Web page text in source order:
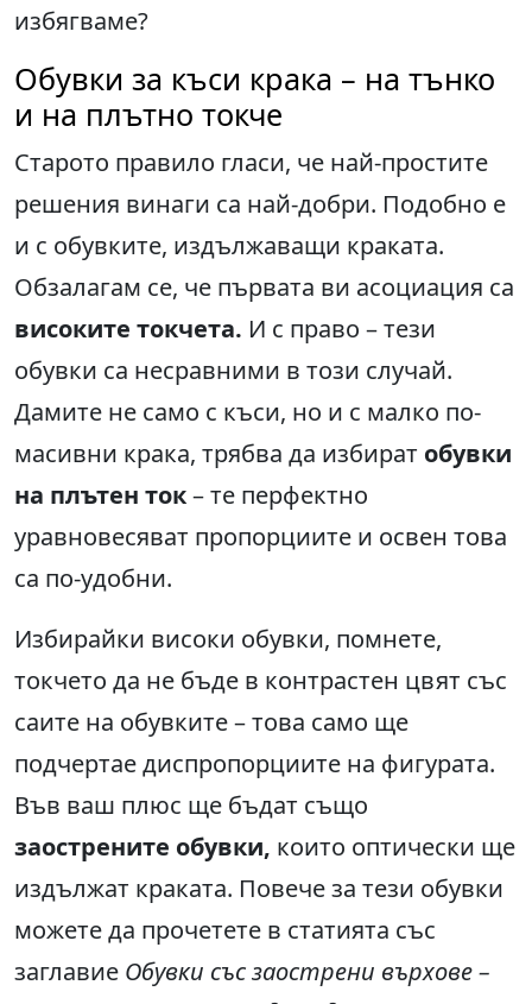
избягваме?
Обувки за къси крака – на тънко
и на плътно токче
Старото правило гласи, че най-простите
решения винаги са най-добри. Подобно е
и с обувките, издължаващи краката.
Обзалагам се, че първата ви асоциация са
високите токчета. И с право – тези
обувки са несравними в този случай.
Дамите не само с къси, но и с малко по-
масивни крака, трябва да избират обувки
на плътен ток– те перфектно
уравновесяват пропорциите и освен това
са по-удобни.
Избирайки високи обувки, помнете,
токчето да не бъде в контрастен цвят със
саите на обувките – това само ще
подчертае диспропорциите на фигурата.
Във ваш плюс ще бъдат също
заострените обувки, които оптически ще
издължат краката. Повече за тези обувки
можете да прочетете в статията със
заглавие Обувки със заострени върхове–